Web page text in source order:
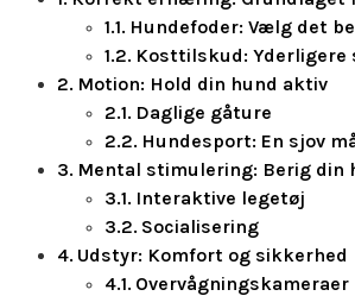
Hundefoder: Vælg det
Kosttilskud: Yderligere
Motion: Hold din hund aktiv
Daglige gåture
Hundesport: En sjov
Mental stimulering: Berig din
Interaktive legetøj
Socialisering
Udstyr: Komfort og sikkerhed
Overvågningskameraer